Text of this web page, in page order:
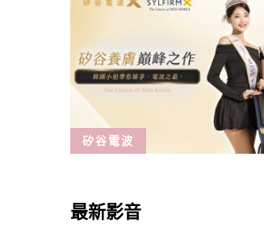
矽谷電波
最新影音